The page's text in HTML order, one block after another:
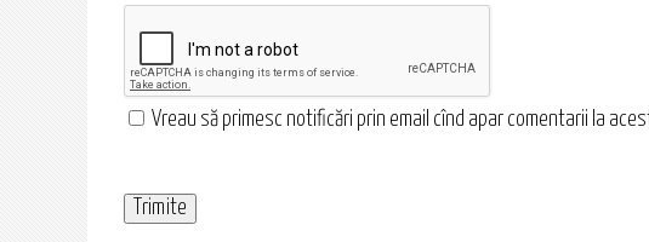
Vreau să primesc notificări prin email cînd apar comentarii la